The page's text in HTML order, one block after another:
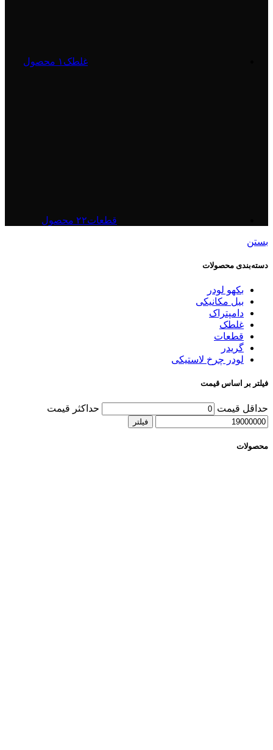
غلطک ۱ محصول
قطعات۲۲ محصول
بستن
دسته‌بندی محصولات
بکهو لودر
بیل مکانیکی
دامپتراک
غلطک
قطعات
گریدر
لودر چرخ لاستیکی
فیلتر بر اساس قیمت
حداقل قیمت حداکثر قیمت
فیلتر
محصولات